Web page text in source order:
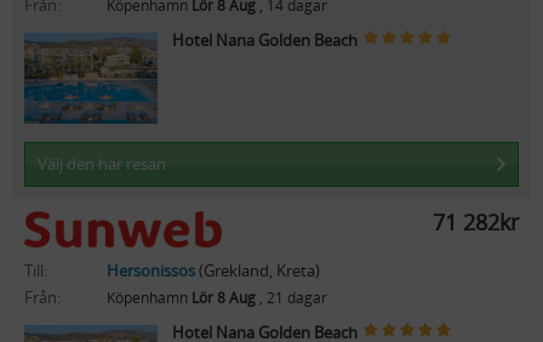
Från:
Köpenhamn Lör 8 Aug , 14 dagar
Hotel Nana Golden Beach
Välj den här resan
71 282kr
Till: Hersonissos(Grekland, Kreta)
Från:
Köpenhamn Lör 8 Aug , 21 dagar
Hotel Nana Golden Beach